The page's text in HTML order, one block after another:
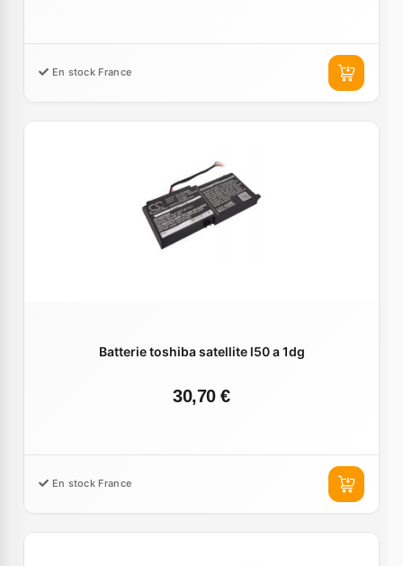
En stock France
Batterie toshiba satellite l50 a 1dg
30,70 €
En stock France